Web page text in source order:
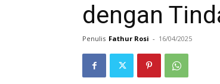
|
dengan
Penulis Fathur Rosi - 16/04/2025